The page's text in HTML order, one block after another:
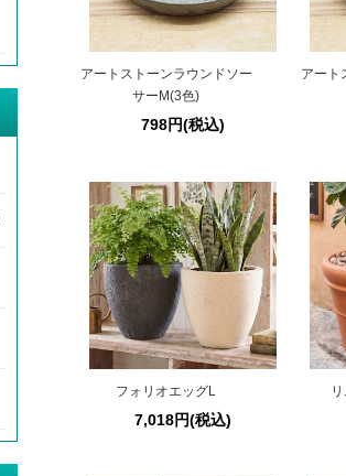
アートストーンラウンドソー
サーM(3色)
798円(税込)
アート
フォリオエッグL
7,018円(税込)